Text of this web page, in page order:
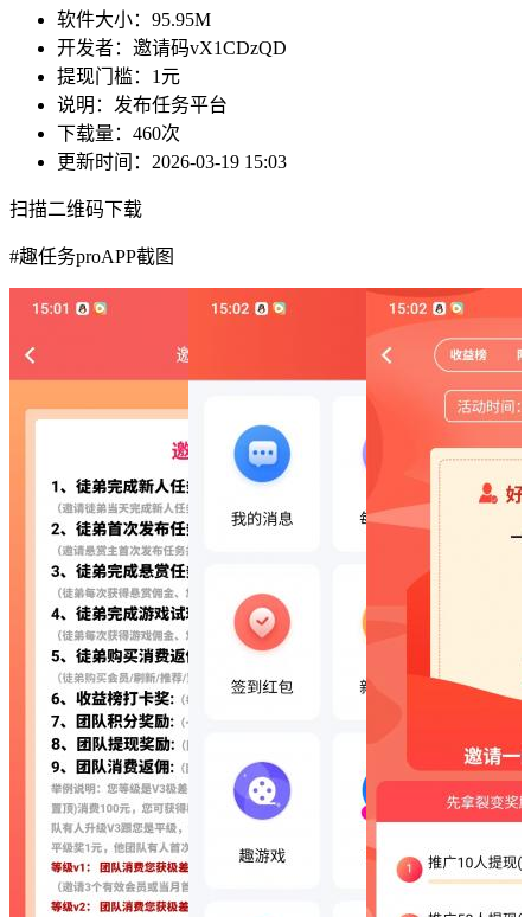
软件大小： 95.95M
开发者： 邀请码vX1CDzQD
提现门槛： 1元
说明： 发布任务平台
下载量： 460次
更新时间： 2026-03-19 15:03
扫描二维码下载
#趣任务proAPP截图